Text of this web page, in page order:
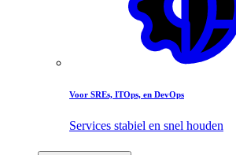
Voor SREs, ITOps, en DevOps
Services stabiel en snel houden